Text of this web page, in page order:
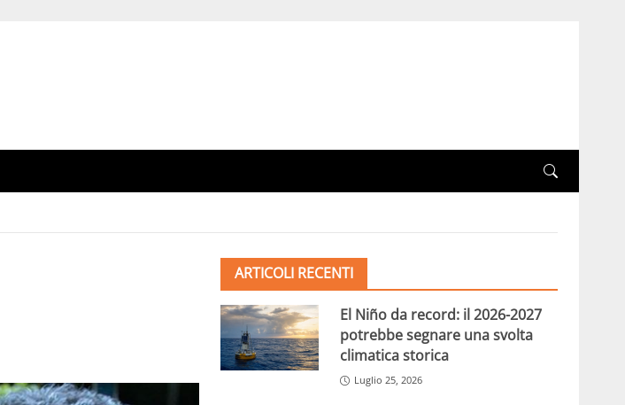
ARTICOLI RECENTI
El Niño da record: il 2026-2027
potrebbe segnare una svolta
climatica storica
Luglio 25, 2026